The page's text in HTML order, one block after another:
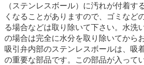
（ステンレスボール）に汚れが付着す
くなることがありますので、ゴミなど
る場合などは取り除いて下さい。水洗
の場合は完全に水分を取り除いてから
吸引弁内部のステンレスボールは、吸
の重要な部品です。この部品が入って